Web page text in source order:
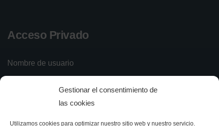
Gestionar el consentimiento de
las cookies
Utilizamos cookies para optimizar nuestro sitio web y nuestro servicio.
Acceso Privado
Nombre de usuario